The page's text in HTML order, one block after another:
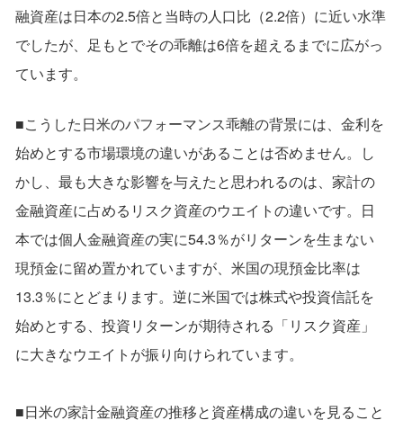
融資産は日本の2.5倍と当時の人口比（2.2倍）に近い水準
でしたが、足もとでその乖離は6倍を超えるまでに広がっ
ています。
■こうした日米のパフォーマンス乖離の背景には、金利を
始めとする市場環境の違いがあることは否めません。し
かし、最も大きな影響を与えたと思われるのは、家計の
金融資産に占めるリスク資産のウエイトの違いです。日
本では個人金融資産の実に54.3％がリターンを生まない
現預金に留め置かれていますが、米国の現預金比率は
13.3％にとどまります。逆に米国では株式や投資信託を
始めとする、投資リターンが期待される「リスク資産」
に大きなウエイトが振り向けられています。
■日米の家計金融資産の推移と資産構成の違いを見ること